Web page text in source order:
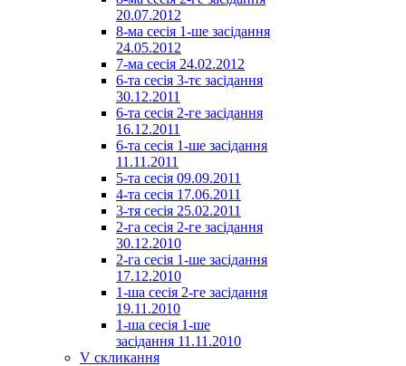
20.07.2012
8-ма сесія 1-ше засідання
24.05.2012
7-ма сесія 24.02.2012
6-та сесія 3-тє засідання
30.12.2011
6-та сесія 2-ге засідання
16.12.2011
6-та сесія 1-ше засідання
11.11.2011
5-та сесія 09.09.2011
4-та сесія 17.06.2011
3-тя сесія 25.02.2011
2-га сесія 2-ге засідання
30.12.2010
2-га сесія 1-ше засідання
17.12.2010
1-ша сесія 2-ге засідання
19.11.2010
1-ша сесія 1-ше
засідання 11.11.2010
V скликання